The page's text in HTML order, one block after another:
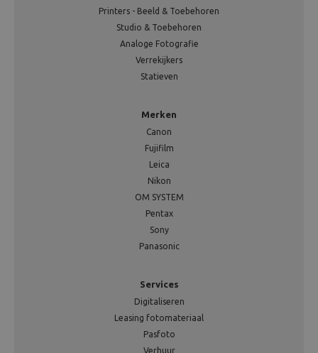
Printers - Beeld & Toebehoren
Studio & Toebehoren
Analoge Fotografie
Verrekijkers
Statieven
Merken
Canon
Fujifilm
Leica
Nikon
OM SYSTEM
Pentax
Sony
Panasonic
Services
Digitaliseren
Leasing fotomateriaal
Pasfoto
Verhuur